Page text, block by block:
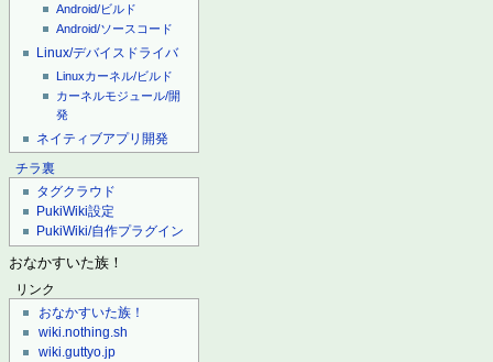
Android/ビルド
Android/ソースコード
Linux/デバイスドライバ
Linuxカーネル/ビルド
カーネルモジュール/開
発
ネイティブアプリ開発
チラ裏
タグクラウド
PukiWiki設定
PukiWiki/自作プラグイン
おなかすいた族！
リンク
おなかすいた族！
wiki.nothing.sh
wiki.guttyo.jp